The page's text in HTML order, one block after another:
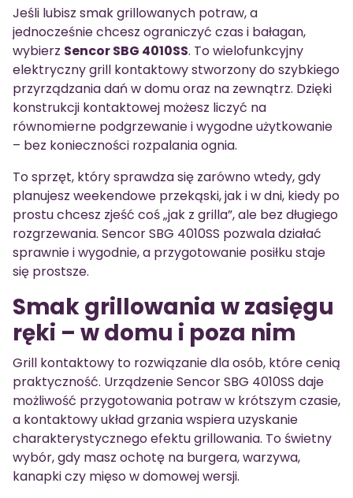
Jeśli lubisz smak grillowanych potraw, a
jednocześnie chcesz ograniczyć czas i bałagan,
wybierz Sencor SBG 4010SS. To wielofunkcyjny
elektryczny grill kontaktowy stworzony do szybkiego
przyrządzania dań w domu oraz na zewnątrz. Dzięki
konstrukcji kontaktowej możesz liczyć na
równomierne podgrzewanie i wygodne użytkowanie
– bez konieczności rozpalania ognia.
To sprzęt, który sprawdza się zarówno wtedy, gdy
planujesz weekendowe przekąski, jak i w dni, kiedy po
prostu chcesz zjeść coś „jak z grilla”, ale bez długiego
rozgrzewania. Sencor SBG 4010SS pozwala działać
sprawnie i wygodnie, a przygotowanie posiłku staje
się prostsze.
Smak grillowania w zasięgu
ręki – w domu i poza nim
Grill kontaktowy to rozwiązanie dla osób, które cenią
praktyczność. Urządzenie Sencor SBG 4010SS daje
możliwość przygotowania potraw w krótszym czasie,
a kontaktowy układ grzania wspiera uzyskanie
charakterystycznego efektu grillowania. To świetny
wybór, gdy masz ochotę na burgera, warzywa,
kanapki czy mięso w domowej wersji.